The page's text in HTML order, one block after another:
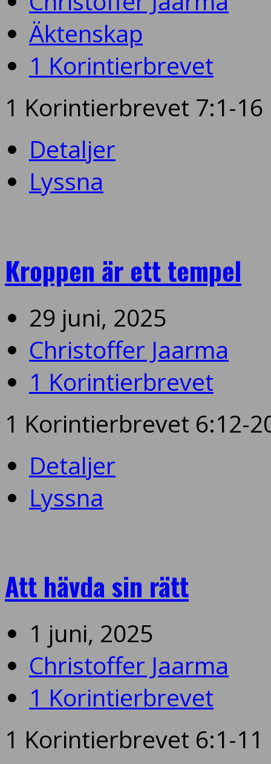
Äktenskap
1 Korintierbrevet
1 Korintierbrevet 7:1-16
Detaljer
Lyssna
Kroppen är ett tempel
29 juni, 2025
Christoffer Jaarma
1 Korintierbrevet
1 Korintierbrevet 6:12-
Detaljer
Lyssna
Att hävda sin rätt
1 juni, 2025
Christoffer Jaarma
1 Korintierbrevet
1 Korintierbrevet 6:1-11